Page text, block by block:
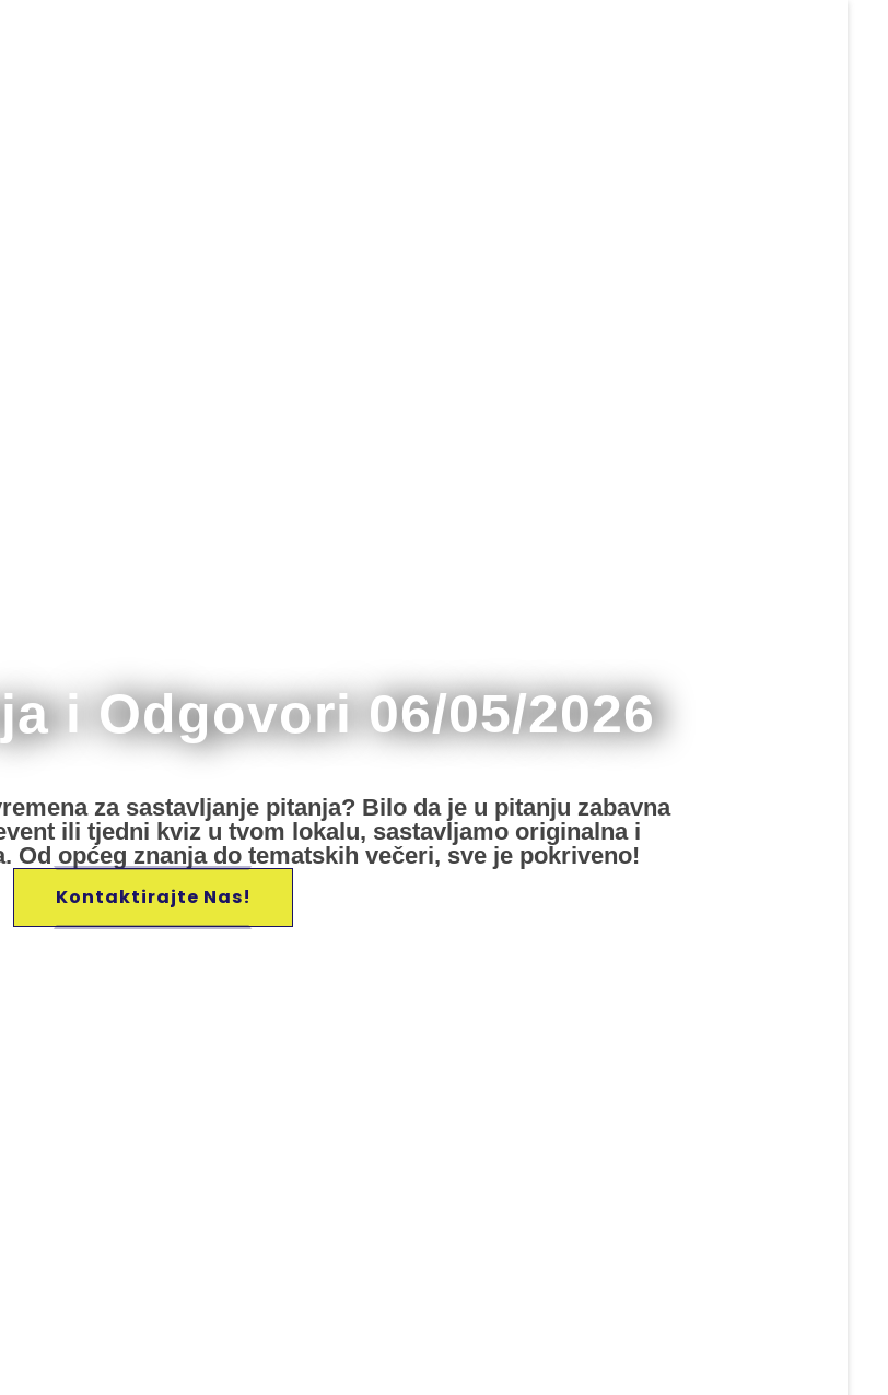
i Odgovori 06/05/2026
za sastavljanje pitanja? Bilo da je u pitanju zabavna
ili tjedni kviz u tvom lokalu, sastavljamo originalna i
Od općeg znanja do tematskih večeri, sve je pokriveno!
Kontaktirajte Nas!